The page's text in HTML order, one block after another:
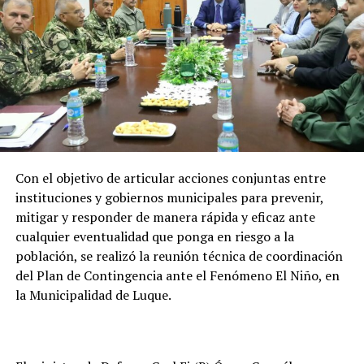
energético del país
Los recursos provenientes de los royalties tienen como
destino el financiamiento de gastos contemplados en el
Presupuesto General de la Nación (PGN), ejecutadas por
el Ministerio de Economía y Finanzas (MEF) destinada a
gobernaciones y municipios para la ejecución de obras y
proyectos.
Por el lado de los fondos provenientes de la cesión de
energía son destinados al Fondo Nacional de
Alimentación Escolar (Fonae), permitiendo fortalecer
las inversiones de los gobiernos departamentales y
municipales en esta materia.
En tanto que los pagos realizados a la ANDE
buscan mejorar la calidad y cobertura del servicio
Con el objetivo de articular acciones conjuntas entre
instituciones y gobiernos municipales para prevenir,
mitigar y responder de manera rápida y eficaz ante
cualquier eventualidad que ponga en riesgo a la
población, se realizó la reunión técnica de coordinación
del Plan de Contingencia ante el Fenómeno El Niño, en
la Municipalidad de Luque.